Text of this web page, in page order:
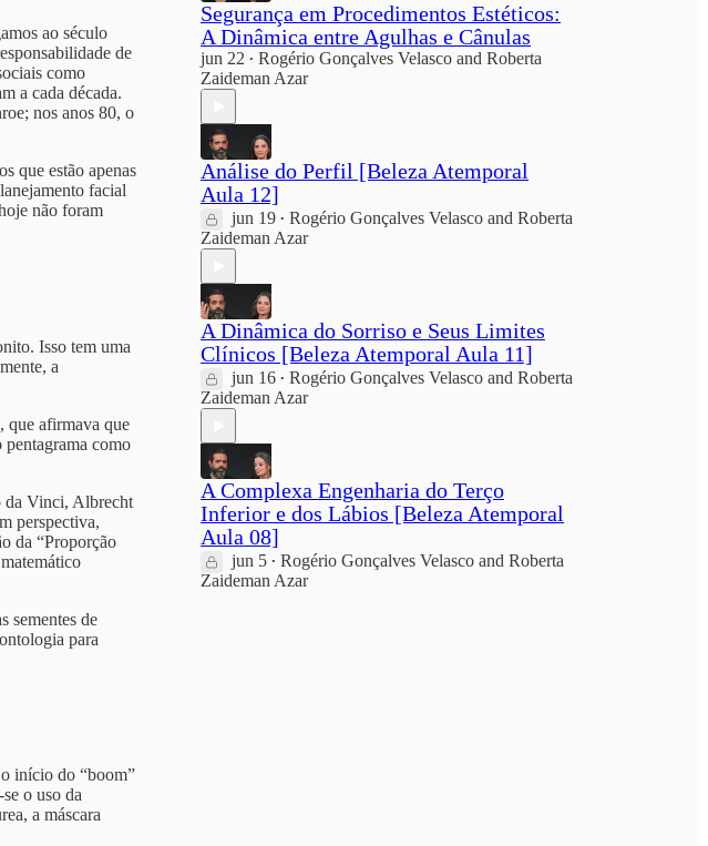
ao século
de
como
a cada década.
nos anos 80, o
que estão apenas
facial
não foram
Isso tem uma
a
que afirmava que
como
da Vinci, Albrecht
perspectiva,
da “Proporção
sementes de
para
início do “boom”
o uso da
a máscara
Segurança em Procedimentos Estéticos:
A Dinâmica entre Agulhas e Cânulas
jun 22 • Rogério Gonçalves Velasco and Roberta
Zaideman Azar
Análise do Perfil [Beleza Atemporal
Aula 12]
jun 19 • Rogério Gonçalves Velasco and Roberta
Zaideman Azar
A Dinâmica do Sorriso e Seus Limites
Clínicos [Beleza Atemporal Aula 11]
jun 16 • Rogério Gonçalves Velasco and Roberta
Zaideman Azar
A Complexa Engenharia do Terço
Inferior e dos Lábios [Beleza Atemporal
Aula 08]
jun 5 • Rogério Gonçalves Velasco and Roberta
Zaideman Azar